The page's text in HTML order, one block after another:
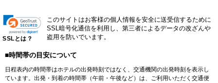
SSLとは？
このサイトはお客様の個人情報を安全に送受信するために
SSL暗号化通信を利用し、第三者によるデータの改ざんや
盗用を防いでいます。
■時間帯の目安について
日程表内の時間帯はホテルの出発時刻ではなく、交通機関の出発時刻を表示し
ています。出発・到着の時間帯（午前・午後など）は、ご利用いただく交通便